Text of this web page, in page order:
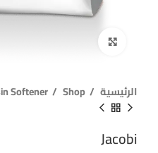
الرئيسية Shop
Softener
Jacobi